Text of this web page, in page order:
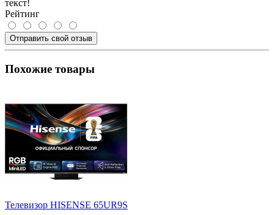
текст!
Рейтинг
Отправить свой отзыв
Похожие товары
Телевизор HISENSE 65UR9S